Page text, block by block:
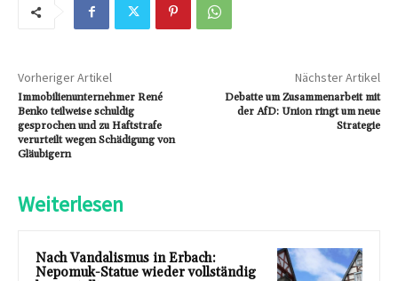
Vorheriger Artikel
Immobilienunternehmer René
Benko teilweise schuldig
gesprochen und zu Haftstrafe
verurteilt wegen Schädigung von
Gläubigern
Nächster Artikel
Debatte um Zusammenarbeit mit
der AfD: Union ringt um neue
Strategie
Weiterlesen
Nach Vandalismus in Erbach:
Nepomuk-Statue wieder vollständig